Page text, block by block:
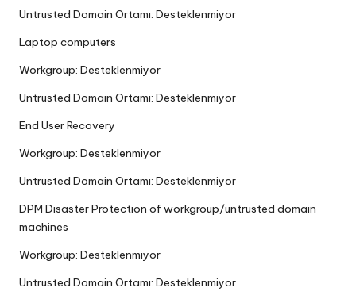
Untrusted Domain Ortamı: Desteklenmiyor
Laptop computers
Workgroup: Desteklenmiyor
Untrusted Domain Ortamı: Desteklenmiyor
End User Recovery
Workgroup: Desteklenmiyor
Untrusted Domain Ortamı: Desteklenmiyor
DPM Disaster Protection of workgroup/untrusted domain
machines
Workgroup: Desteklenmiyor
Untrusted Domain Ortamı: Desteklenmiyor